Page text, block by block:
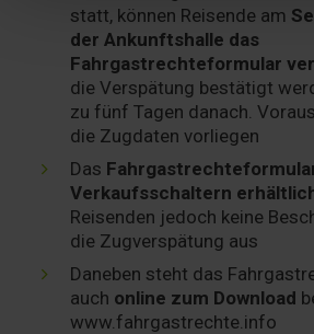
Partner führen diese Informationen
weiteren Daten zusammen, die Sie
haben oder die sie im Rahmen Ihrer
gesammelt haben. Sie geben
Cookies, wenn Sie unsere Webseite
statt, können Reisende am
der Ankunftshalle das
Fahrgastrechteformular
die Verspätung bestätigt
zu fünf Tagen danach.
die Zugdaten vorliegen
Das
Verkaufsschaltern
Reisenden jedoch keine
die Zugverspätung aus
Daneben steht das
auch online zum Download
www.fahrgastrechte.info